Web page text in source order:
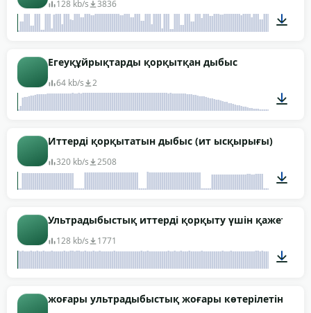
128 kb/s 3836
Егеуқұйрықтарды қорқытқан дыбыс
64 kb/s 2
00:54
Иттерді қорқытатын дыбыс (ит ысқырығы)
320 kb/s 2508
01:15
Ультрадыбыстық иттерді қорқыту үшін қажет
128 kb/s 1771
01:04
жоғары ультрадыбыстық жоғары көтерілетін